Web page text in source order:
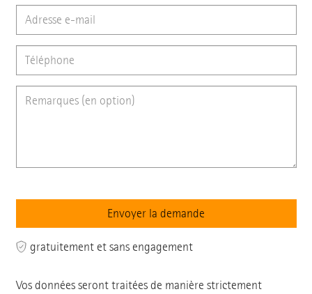
gratuitement et sans engagement
Vos données seront traitées de manière strictement